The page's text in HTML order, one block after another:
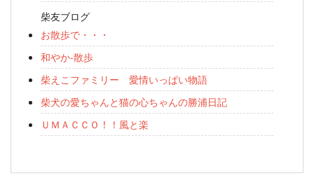
柴友ブログ
お散歩で・・・
和やか-散歩
柴えこファミリー 愛情いっぱい物語
柴犬の愛ちゃんと猫の心ちゃんの勝浦日記
ＵＭＡＣＣＯ！！風と楽